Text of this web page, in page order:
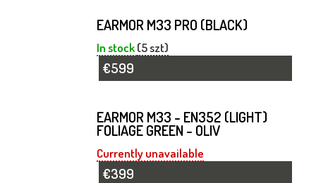
EARMOR M33 PRO (BLACK)
In stock(5 szt)
€599
EARMOR M33 - EN352 (LIGHT)
FOLIAGE GREEN - OLIV
Currently unavailable
€399